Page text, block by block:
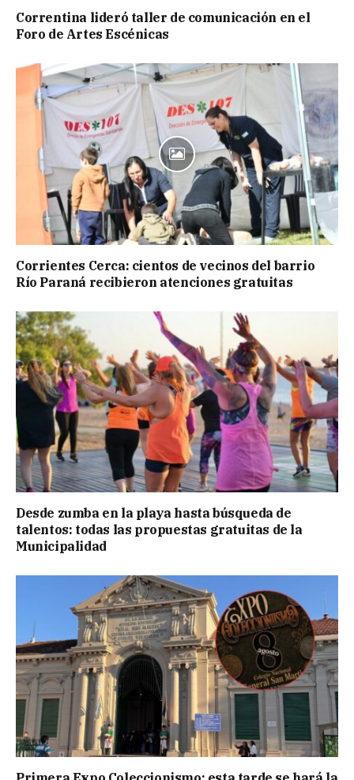
Correntina lideró taller de comunicación en el
Foro de Artes Escénicas
Corrientes Cerca: cientos de vecinos del barrio
Río Paraná recibieron atenciones gratuitas
Desde zumba en la playa hasta búsqueda de
talentos: todas las propuestas gratuitas de la
Municipalidad